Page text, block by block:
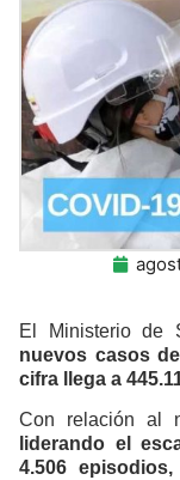
El Ministerio de
nuevos casos
cifra llega a
Con relación al
liderando el
4.506 episodios,